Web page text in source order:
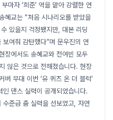
마자 ‘희준’ 역을 맡아 강렬한 연
혜교는 “처음 시나리오를 받았을
있을지 걱정됐지만, 대본 리딩
여줘 감탄했다”며 문우진의 연
장에서도 송혜교와 전여빈 모두
않은 것으로 전해졌습니다. 현장
버 무대 이번 ‘유 퀴즈 온 더 블럭’
댄스 실력이 공개되었습니다.
준급 춤 실력을 선보였고, 자연